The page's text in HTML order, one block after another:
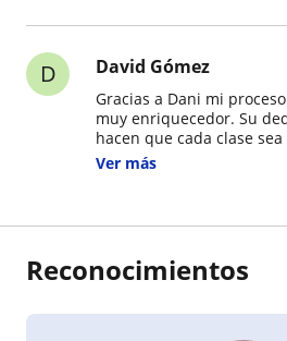
espacio para fortalecer
D David Gómez
Gracias a Dani mi
muy enriquecedor. Su
hacen que cada clase
He podido avanzar a mi
Ver más
Reconocimientos